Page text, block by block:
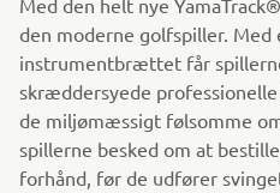
Med den helt nye
den moderne golfspiller.
instrumentbrættet får
skræddersyede
de miljømæssigt følsomme
spillerne besked om at
forhånd, før de udfører